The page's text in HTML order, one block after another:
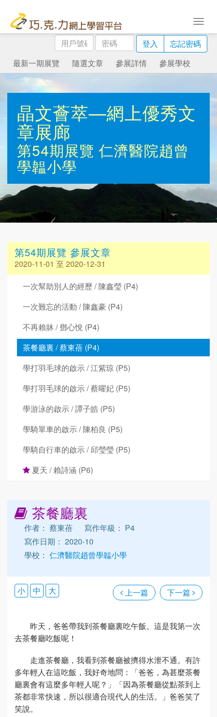
用
戶
號
碼
密
碼
登入
忘記密碼
最新一期展覽
隨選文章 參展詳情 參展學校
晶文薈萃—網上優秀文
章展廊
第54期展覽 仁濟醫院趙曾
學韞小學
第54期展覽 參展文章
2020-11-01 至 2020-12-31
一次幫助別人的經歷 / 陳鑫瑩 (P4)
一次難忘的活動 / 陳鑫豪 (P4)
不再賴牀 / 鄧心悅 (P4)
茶餐廳裏 / 蔡東蓓 (P4)
學打羽毛球的啟示 / 江紫琼 (P5)
學打羽毛球的啟示 / 蔡曜妃 (P5)
學游泳的啟示 / 譚子皓 (P5)
學騎單車的啟示 / 陳柏良 (P5)
學騎自行車的啟示 / 邱瑩瑩 (P5)
夏天 / 賴詩涵 (P6)
茶餐廳裏
作者： 蔡東蓓
寫作年級： P4
寫作日期： 2020-10
學校： 仁濟醫院趙曾學韞小學
上一篇 下一篇
小 中 大
昨天，爸爸帶我到茶餐廳裏吃午飯。這是我第一次
去茶餐廳吃飯呢！
走進茶餐廳，我看到茶餐廳被擠得水泄不通。有許
多年輕人在這吃飯，我好奇地問：「爸爸，為甚麼茶餐
廳裏會有這麼多年輕人呢？」「因為茶餐廳從點茶到上
茶都非常快速，所以很適合現代人的生活。」爸爸笑了
笑說。